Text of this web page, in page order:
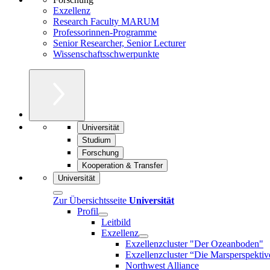
Exzellenz
Research Faculty MARUM
Professorinnen-Programme
Senior Researcher, Senior Lecturer
Wissenschaftsschwerpunkte
Universität
Studium
Forschung
Kooperation & Transfer
Universität
Zur Übersichtsseite Universität
Profil
Leitbild
Exzellenz
Exzellenzcluster "Der Ozeanboden"
Exzellenzcluster “Die
Northwest Alliance